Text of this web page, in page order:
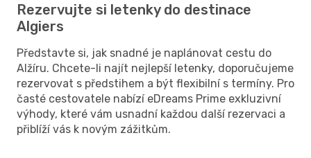
Rezervujte si letenky do destinace
Algiers
Představte si, jak snadné je naplánovat cestu do
Alžíru. Chcete-li najít nejlepší letenky, doporučujeme
rezervovat s předstihem a být flexibilní s termíny. Pro
časté cestovatele nabízí eDreams Prime exkluzivní
výhody, které vám usnadní každou další rezervaci a
přiblíží vás k novým zážitkům.